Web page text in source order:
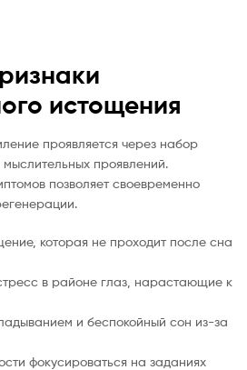
истощения
проявляется через набор
проявлений.
позволяет своевременно
которая не проходит после сна
в районе глаз, нарастающие к
и беспокойный сон из-за
фокусироваться на заданиях